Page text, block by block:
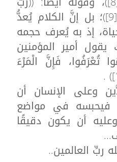
قَوْل أَنْفَذُ مِنْ صَوْل))([9])؛ بل إنَّ الكلام يُعدُّ
إذ به يُعرف حجمه
أمير المؤمنين
تُعْرَفُوا، فَإِنَّ الْمَرْءَ
وعلى الإنسان أن
فيحبسه في مواضع
أن يكون دقيقًا
ربِّ العالمين..